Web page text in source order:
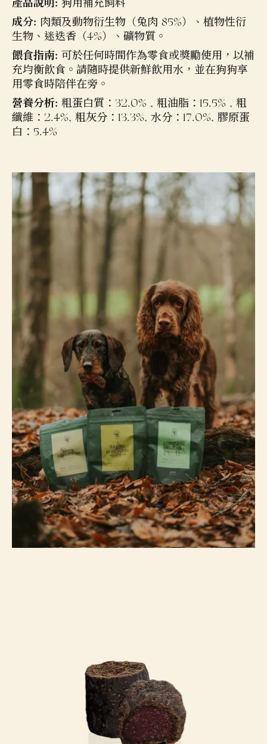
成分: 肉類及動物衍生物（兔肉 85%）、植物性衍
生物、迷迭香（4%）、礦物質。
餵食指南: 可於任何時間作為零食或獎勵使用，以補
充均衡飲食。請隨時提供新鮮飲用水，並在狗狗享
用零食時陪伴在旁。
營養分析: 粗蛋白質：32.0% , 粗油脂：15.5% , 粗
纖維：2.4%, 粗灰分：13.3%, 水分：17.0%, 膠原蛋
白：5.4%